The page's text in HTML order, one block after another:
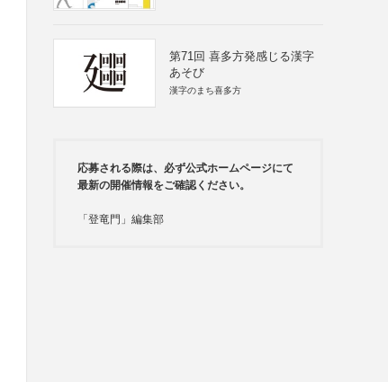
第71回 喜多方発感じる漢字
あそび
漢字のまち喜多方
応募される際は、必ず公式ホームページにて
最新の開催情報をご確認ください。
「登竜門」編集部